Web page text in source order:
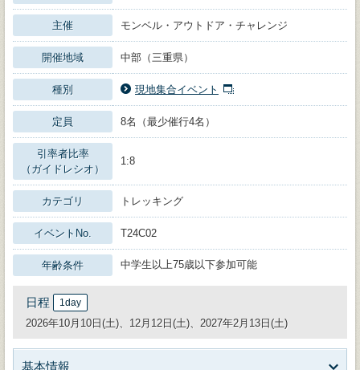
主催 モンベル・アウトドア・チャレンジ
開催地域 中部（三重県）
種別 現地集合イベント
定員 8名（最少催行4名）
引率者比率
（ガイドレシオ）
1:8
カテゴリ トレッキング
イベントNo. T24C02
年齢条件 中学生以上75歳以下参加可能
日程 1day
2026年10月10日(土)、12月12日(土)、2027年2月13日(土)
基本情報